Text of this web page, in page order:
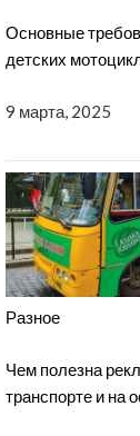
Основные
детских
9 марта, 2025
Разное
Чем полезна
транспорте и на